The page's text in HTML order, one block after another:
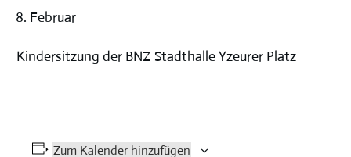
8. Februar
Kindersitzung der BNZ Stadthalle Yzeurer Platz
Zum Kalender hinzufügen